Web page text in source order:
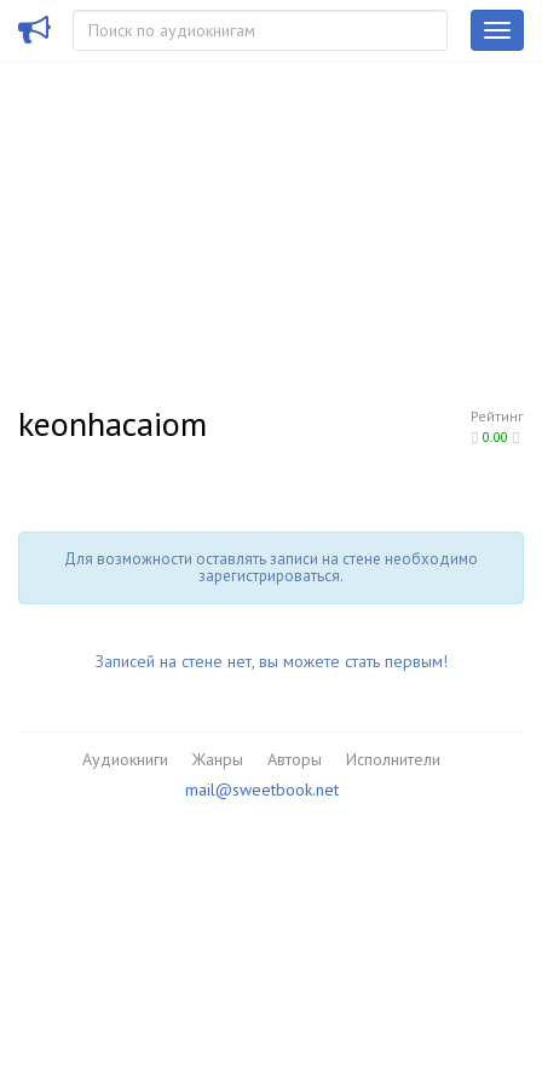
Рейтинг
0.00
keonhacaiom
Для возможности оставлять записи на стене необходимо
зарегистрироваться.
Записей на стене нет, вы можете стать первым!
Аудиокниги Жанры Авторы
Исполнители
mail@sweetbook.net